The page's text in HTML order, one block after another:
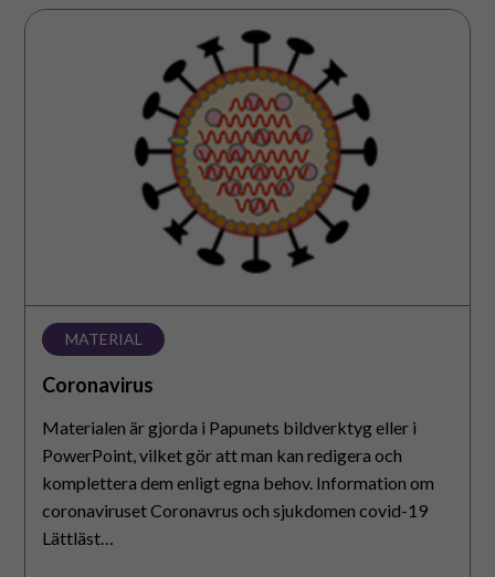
Coronavirus
MATERIAL
Coronavirus
Materialen är gjorda i Papunets bildverktyg eller i
PowerPoint, vilket gör att man kan redigera och
komplettera dem enligt egna behov. Information om
coronaviruset Coronavrus och sjukdomen covid-19
Lättläst…